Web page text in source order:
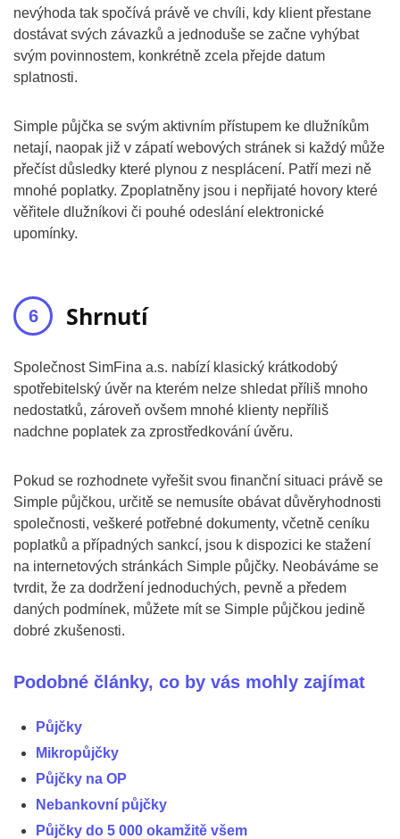
nevýhoda tak spočívá právě ve chvíli, kdy klient přestane
dostávat svých závazků a jednoduše se začne vyhýbat
svým povinnostem, konkrétně zcela přejde datum
splatnosti.
Simple půjčka se svým aktivním přístupem ke dlužníkům
netají, naopak již v zápatí webových stránek si každý může
přečíst důsledky které plynou z nesplácení. Patří mezi ně
mnohé poplatky. Zpoplatněny jsou i nepřijaté hovory které
věřitele dlužníkovi či pouhé odeslání elektronické
upomínky.
Shrnutí
Společnost SimFina a.s. nabízí klasický krátkodobý
spotřebitelský úvěr na kterém nelze shledat příliš mnoho
nedostatků, zároveň ovšem mnohé klienty nepříliš
nadchne poplatek za zprostředkování úvěru.
Pokud se rozhodnete vyřešit svou finanční situaci právě se
Simple půjčkou, určitě se nemusíte obávat důvěryhodnosti
společnosti, veškeré potřebné dokumenty, včetně ceníku
poplatků a případných sankcí, jsou k dispozici ke stažení
na internetových stránkách Simple půjčky. Neobáváme se
tvrdit, že za dodržení jednoduchých, pevně a předem
daných podmínek, můžete mít se Simple půjčkou jedině
dobré zkušenosti.
Podobné články, co by vás mohly zajímat
Půjčky
Mikropůjčky
Půjčky na OP
Nebankovní půjčky
Půjčky do 5 000 okamžitě všem